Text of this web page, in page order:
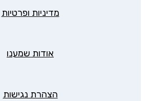
מדיניות ופרטיות
אודות שמענו
הצהרת נגישות